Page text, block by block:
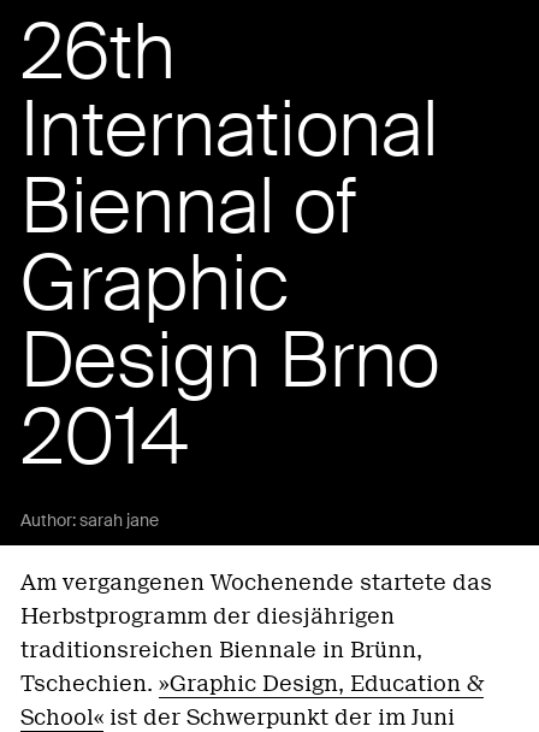
26th
International
Biennal of
Graphic
Design Brno
2014
Author:sarah jane
Am vergangenen Wochenende startete das
Herbstprogramm der diesjährigen
traditionsreichen Biennale in Brünn,
Tschechien. »Graphic Design, Education &
School« ist der Schwerpunkt der im Juni